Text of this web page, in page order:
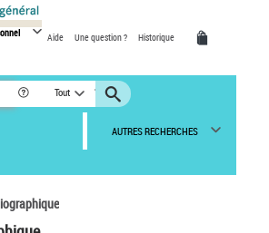
Aide Une question ? Historique
Tout
AUTRES RECHERCHES